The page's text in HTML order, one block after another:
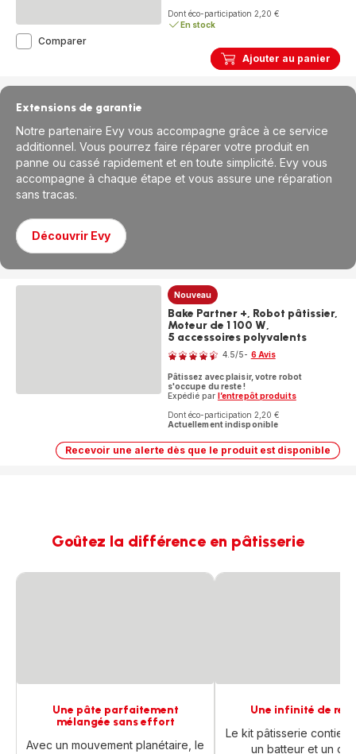
Ajouter au panier
Dont éco-participation 2,20 €
En stock
ComparerBake
de
4.8 L,
Kit
de
pâtisserie,
800 W
Extensions de garantie
Notre partenaire Evy vous accompagne grâce à ce service
additionnel. Vous pourrez faire réparer votre produit en
panne ou cassé rapidement et en toute simplicité. Evy vous
accompagne à chaque étape et vous assure une réparation
sans tracas.
Découvrir Evy
Recevoir une alerte dès que le produit est disponible
Bake
5 accessoires
polyvalents
Nouveau
Bake Partner +, Robot pâtissier,
Moteur de 1 100 W,
5 accessoires polyvalents
Note
4.5/5- 6 Avis
Pâtissez avec plaisir, votre robot
s'occupe du reste !
Expédié par l’entrepôt produits
Dont éco-participation 2,20 €
Actuellement indisponible
Goûtez la différence en pâtisserie
Une pâte parfaitement
mélangée sans effort
Avec un mouvement planétaire, le
Une infinité de
Le kit pâtisserie
un batteur et un